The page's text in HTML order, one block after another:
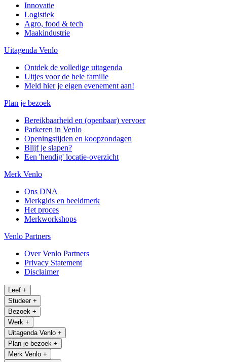
Innovatie
Logistiek
Agro, food & tech
Maakindustrie
Uitagenda Venlo
Ontdek de volledige uitagenda
Uitjes voor de hele familie
Meld hier je eigen evenement aan!
Plan je bezoek
Bereikbaarheid en (openbaar) vervoer
Parkeren in Venlo
Openingstijden en koopzondagen
Blijf je slapen?
Een 'hendig' locatie-overzicht
Merk Venlo
Ons DNA
Merkgids en beeldmerk
Het proces
Merkworkshops
Venlo Partners
Over Venlo Partners
Privacy Statement
Disclaimer
Leef +
Studeer +
Bezoek +
Werk +
Uitagenda Venlo +
Plan je bezoek +
Merk Venlo +